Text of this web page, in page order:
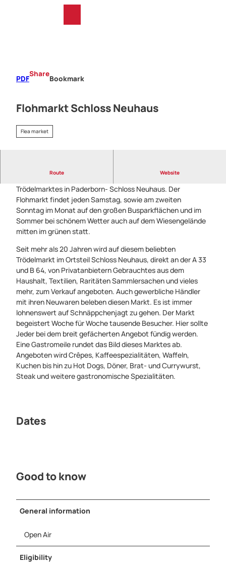
PDF
Share
Bookmark
Flohmarkt Schloss Neuhaus
Flea market
Route Website
Trödeln hat hier Tradition! Das ist das Motto des
Trödelmarktes in Paderborn- Schloss Neuhaus. Der
Flohmarkt findet jeden Samstag, sowie am zweiten
Sonntag im Monat auf den großen Busparkflächen und im
Sommer bei schönem Wetter auch auf dem Wiesengelände
mitten im grünen statt.
Seit mehr als 20 Jahren wird auf diesem beliebten
Trödelmarkt im Ortsteil Schloss Neuhaus, direkt an der A 33
und B 64, von Privatanbietern Gebrauchtes aus dem
Haushalt, Textilien, Raritäten Sammlersachen und vieles
mehr, zum Verkauf angeboten. Auch gewerbliche Händler
mit ihren Neuwaren beleben diesen Markt. Es ist immer
lohnenswert auf Schnäppchenjagt zu gehen. Der Markt
begeistert Woche für Woche tausende Besucher. Hier sollte
Jeder bei dem breit gefächerten Angebot fündig werden.
Eine Gastromeile rundet das Bild dieses Marktes ab.
Angeboten wird Crêpes, Kaffeespezialitäten, Waffeln,
Kuchen bis hin zu Hot Dogs, Döner, Brat- und Currywurst,
Steak und weitere gastronomische Spezialitäten.
Dates
Good to know
General information
Open Air
Eligibility